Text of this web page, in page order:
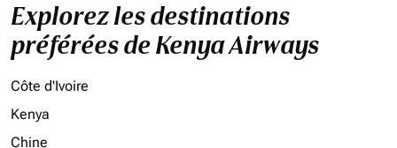
Explorez les destinations
préférées de Kenya Airways
Côte d'Ivoire
Kenya
Chine